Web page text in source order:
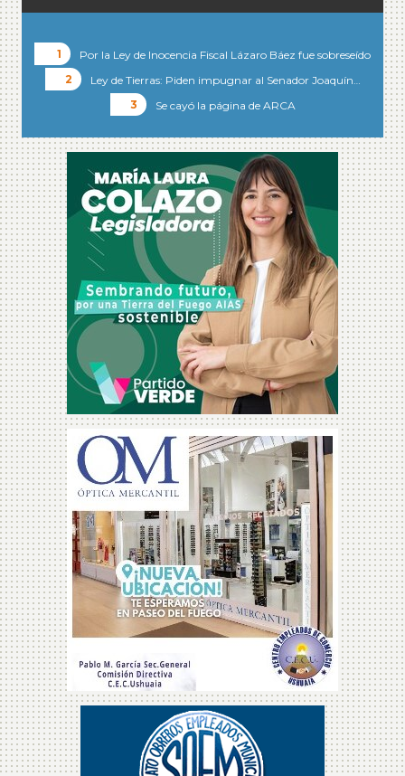
Por la Ley de Inocencia Fiscal Lázaro Báez fue sobreseído
Ley de Tierras: Piden impugnar al Senador Joaquín…
Se cayó la página de ARCA